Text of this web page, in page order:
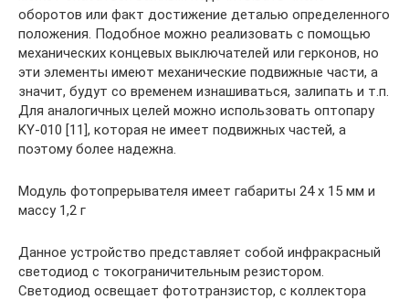
оборотов или факт достижение деталью определенного
положения. Подобное можно реализовать с помощью
механических концевых выключателей или герконов, но
эти элементы имеют механические подвижные части, а
значит, будут со временем изнашиваться, залипать и т.п.
Для аналогичных целей можно использовать оптопару
KY-010 [11], которая не имеет подвижных частей, а
поэтому более надежна.
Модуль фотопрерывателя имеет габариты 24 х 15 мм и
массу 1,2 г
Данное устройство представляет собой инфракрасный
светодиод с токограничительным резистором.
Светодиод освещает фототранзистор, с коллектора